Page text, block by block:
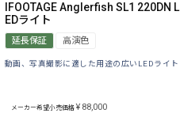
IFOOTAGE Anglerfish SL1 220DN L
EDライト
延長保証 高演色
動画、写真撮影に適した用途の広いLEDライト
メーカー希望小売価格 ¥ 88,000